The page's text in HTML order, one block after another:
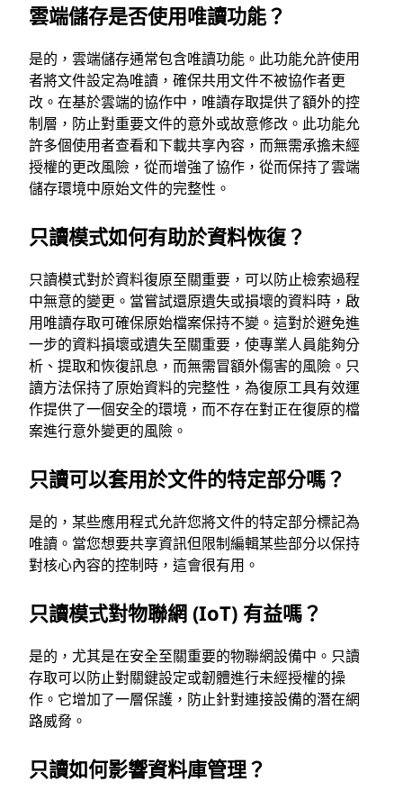
雲端儲存是否使用唯讀功能？
是的，雲端儲存通常包含唯讀功能。此功能允許使用
者將文件設定為唯讀，確保共用文件不被協作者更
改。在基於雲端的協作中，唯讀存取提供了額外的控
制層，防止對重要文件的意外或故意修改。此功能允
許多個使用者查看和下載共享內容，而無需承擔未經
授權的更改風險，從而增強了協作，從而保持了雲端
儲存環境中原始文件的完整性。
只讀模式如何有助於資料恢復？
只讀模式對於資料復原至關重要，可以防止檢索過程
中無意的變更。當嘗試還原遺失或損壞的資料時，啟
用唯讀存取可確保原始檔案保持不變。這對於避免進
一步的資料損壞或遺失至關重要，使專業人員能夠分
析、提取和恢復訊息，而無需冒額外傷害的風險。只
讀方法保持了原始資料的完整性，為復原工具有效運
作提供了一個安全的環境，而不存在對正在復原的檔
案進行意外變更的風險。
只讀可以套用於文件的特定部分嗎？
是的，某些應用程式允許您將文件的特定部分標記為
唯讀。當您想要共享資訊但限制編輯某些部分以保持
對核心內容的控制時，這會很有用。
只讀模式對物聯網 (IoT) 有益嗎？
是的，尤其是在安全至關重要的物聯網設備中。只讀
存取可以防止對關鍵設定或韌體進行未經授權的操
作。它增加了一層保護，防止針對連接設備的潛在網
路威脅。
只讀如何影響資料庫管理？